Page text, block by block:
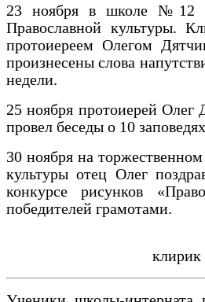
23 ноября в школе №12
Православной культуры.
протоиереем Олегом
произнесены слова
недели.
25 ноября протоиерей Олег
провел беседы о 10
30 ноября на
культуры отец Олег
конкурсе рисунков
победителей грамотами.
клирик